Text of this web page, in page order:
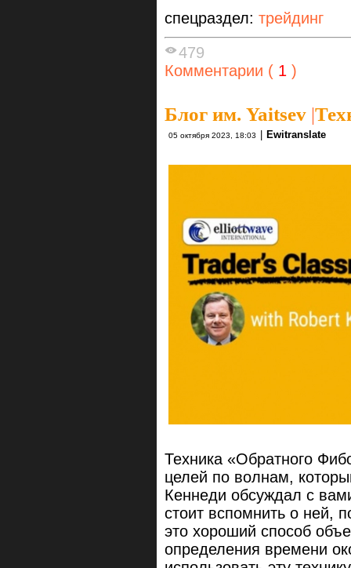
спецраздел: трейдинг
479
Комментарии ( 1 )
Блог им. Yaitsev |
05 октября 2023, 18:03 Ewitranslate
Техника «Обратного
целей по волнам,
Кеннеди обсуждал с
стоит вспомнить о ней,
это хороший способ
определения времени